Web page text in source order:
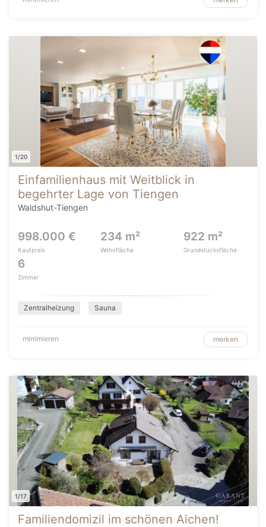
1/20
Einfamilienhaus mit Weitblick in
begehrter Lage von Tiengen
Waldshut-Tiengen
998.000 €
Kaufpreis
234 m²
Wohnfläche
922 m²
Grundstücksfläche
6
Zimmer
Zentralheizung Sauna
minimieren merken
1/17
Familiendomizil im schönen Aichen!